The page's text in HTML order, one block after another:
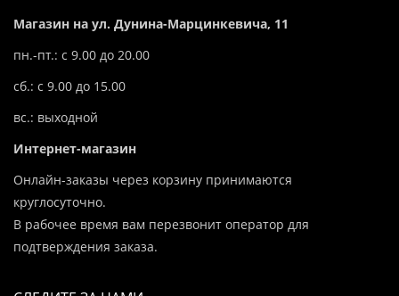
Магазин на ул. Дунина-Марцинкевича, 11
пн.-пт.: с 9.00 до 20.00
сб.: с 9.00 до 15.00
вс.: выходной
Интернет-магазин
Онлайн-заказы через корзину принимаются
круглосуточно.
В рабочее время вам перезвонит оператор для
подтверждения заказа.